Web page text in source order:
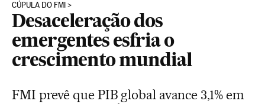
CÚPULA DO FMI
Desaceleração dos
emergentes esfria o
crescimento mundial
FMI prevê que PIB global avance 3,1% em